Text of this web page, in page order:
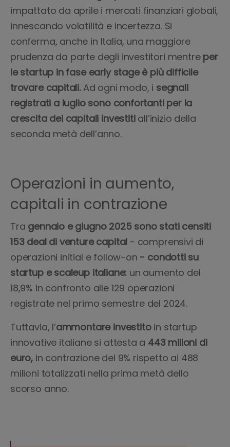
impattato da aprile i mercati finanziari globali,
innescando volatilità e incertezza. Si
conferma, anche in Italia, una maggiore
prudenza da parte degli investitori mentre per
le startup in fase early stage è più difficile
trovare capitali.Ad ogni modo, i segnali
registrati a luglio sono confortanti per la
crescita dei capitali investiti all’inizio della
seconda metà dell’anno.
Operazioni in aumento,
capitali in contrazione
Tra gennaio e giugno 2025 sono stati censiti
153 deal di venture capital - comprensivi di
operazioni initial e follow-on - condotti su
startup e scaleup italiane: un aumento del
18,9% in confronto alle 129 operazioni
registrate nel primo semestre del 2024.
Tuttavia, l’ammontare investito in startup
innovative italiane si attesta a 443 milioni di
euro, in contrazione del 9% rispetto ai 488
milioni totalizzati nella prima metà dello
scorso anno.